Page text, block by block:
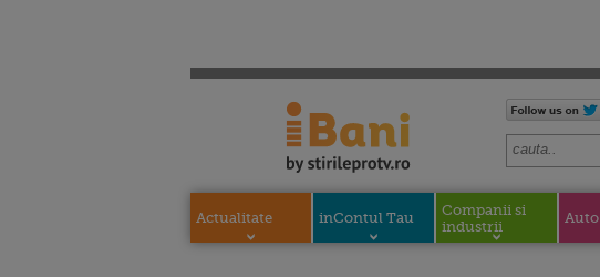
Actualitate inContul Tau
Companii si
industrii
Auto